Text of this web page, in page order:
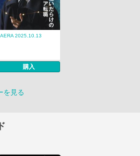
AERA 2025.10.13
購入
を見る